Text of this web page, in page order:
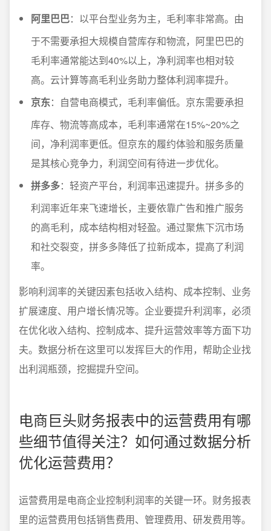
阿里巴巴：以平台型业务为主，毛利率非常高。由
于不需要承担大规模自营库存和物流，阿里巴巴的
毛利率通常能达到40%以上，净利润率也相对较
高。云计算等高毛利业务助力整体利润率提升。
京东：自营电商模式，毛利率偏低。京东需要承担
库存、物流等高成本，毛利率通常在15%~20%之
间，净利润率更低。但京东的履约体验和服务质量
是其核心竞争力，利润空间有待进一步优化。
拼多多：轻资产平台，利润率迅速提升。拼多多的
利润率近年来飞速增长，主要依靠广告和推广服务
的高毛利，成本结构相对轻盈。通过聚焦下沉市场
和社交裂变，拼多多降低了拉新成本，提高了利润
率。
影响利润率的关键因素包括收入结构、成本控制、业务
扩展速度、用户增长情况等。企业要提升利润率，必须
在优化收入结构、控制成本、提升运营效率等方面下功
夫。数据分析在这里可以发挥巨大的作用，帮助企业找
出利润瓶颈，挖掘提升空间。
电商巨头财务报表中的运营费用有哪
些细节值得关注？如何通过数据分析
优化运营费用？
运营费用是电商企业控制利润率的关键一环。财务报表
里的运营费用包括销售费用、管理费用、研发费用等。